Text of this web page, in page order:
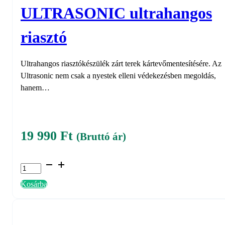
ULTRASONIC ultrahangos
riasztó
Ultrahangos riasztókészülék zárt terek kártevőmentesítésére. Az
Ultrasonic nem csak a nyestek elleni védekezésben megoldás,
hanem…
19 990 Ft (Bruttó ár)
ULTRASONIC
ultrahangos
riasztó
Kosárba